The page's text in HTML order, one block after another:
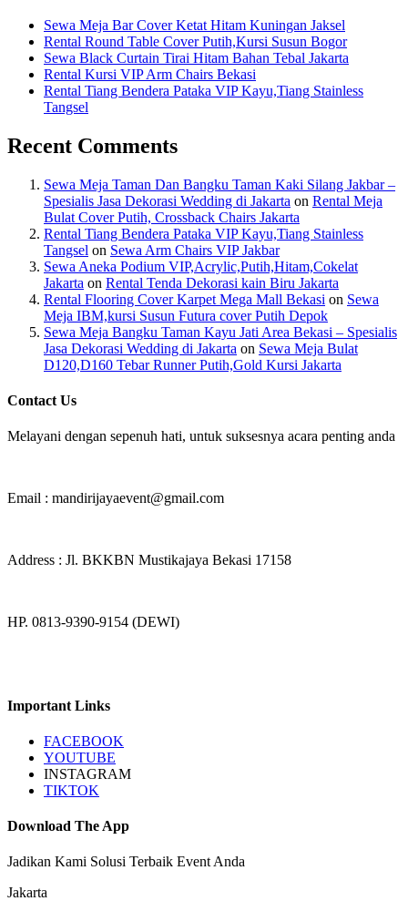
Sewa Meja Bar Cover Ketat Hitam Kuningan Jaksel
Rental Round Table Cover Putih,Kursi Susun Bogor
Sewa Black Curtain Tirai Hitam Bahan Tebal Jakarta
Rental Kursi VIP Arm Chairs Bekasi
Rental Tiang Bendera Pataka VIP Kayu,Tiang Stainless
Tangsel
Recent Comments
Sewa Meja Taman Dan Bangku Taman Kaki Silang Jakbar –
Spesialis Jasa Dekorasi Wedding di Jakarta on Rental Meja
Bulat Cover Putih, Crossback Chairs Jakarta
Rental Tiang Bendera Pataka VIP Kayu,Tiang Stainless
Tangsel on Sewa Arm Chairs VIP Jakbar
Sewa Aneka Podium VIP,Acrylic,Putih,Hitam,Cokelat
Jakarta on Rental Tenda Dekorasi kain Biru Jakarta
Rental Flooring Cover Karpet Mega Mall Bekasi on Sewa
Meja IBM,kursi Susun Futura cover Putih Depok
Sewa Meja Bangku Taman Kayu Jati Area Bekasi – Spesialis
Jasa Dekorasi Wedding di Jakarta on Sewa Meja Bulat
D120,D160 Tebar Runner Putih,Gold Kursi Jakarta
Contact Us
Melayani dengan sepenuh hati, untuk suksesnya acara penting anda
Email : mandirijayaevent@gmail.com
Address : Jl. BKKBN Mustikajaya Bekasi 17158
HP. 0813-9390-9154 (DEWI)
Important Links
FACEBOOK
YOUTUBE
INSTAGRAM
TIKTOK
Download The App
Jadikan Kami Solusi Terbaik Event Anda
Jakarta